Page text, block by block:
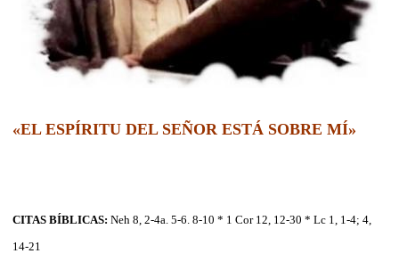
«EL ESPÍRITU DEL SEÑOR ESTÁ SOBRE MÍ»
CITAS BÍBLICAS: Neh 8, 2-4a. 5-6. 8-10 * 1 Cor 12, 12-30 * Lc 1, 1-4; 4,
14-21